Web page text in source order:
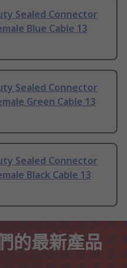
Sealed Connector
Blue Cable 13
Sealed Connector
Green Cable 13
Sealed Connector
Black Cable 13
的最新產品